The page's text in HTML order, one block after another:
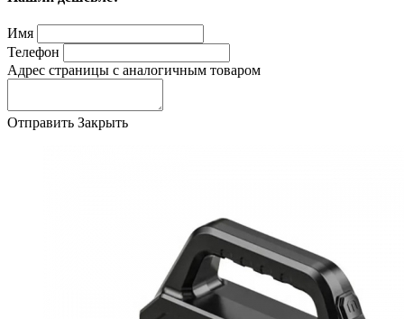
Имя
Телефон
Адрес страницы с аналогичным товаром
Отправить Закрыть